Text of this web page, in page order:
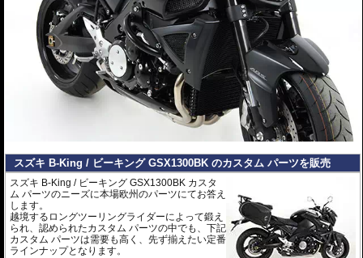
スズキ B-King / ビーキング GSX1300BK のカスタム パーツを販売
スズキ B-King / ビーキング GSX1300BK カスタ
ム パーツのニーズに本場欧州のパーツにてお答え
します。
越境するロングツーリングライダーによって鍛え
られ、認められたカスタム パーツの中でも、下記
カスタム パーツは需要も高く、先ず揃えたい定番
ラインナップとなります。